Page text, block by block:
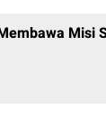
Misi